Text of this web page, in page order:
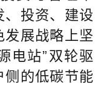
、投资、建设
发展战略上坚
电站”双轮驱
侧的低碳节能